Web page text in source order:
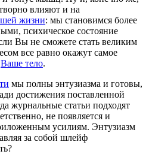
влияют и на
жизни: мы становимся более
психическое состояние
Вы не сможете стать великим
все равно окажут самое
Ваше тело.
мы полны энтузиазма и готовы,
достижения поставленной
журнальные статьи подходят
не появляется и
усилиям. Энтузиазм
за собой шлейф